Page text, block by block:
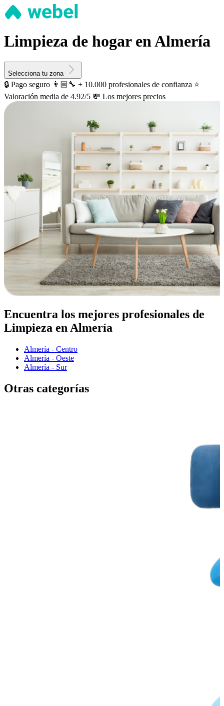
Limpieza de hogar en Almería
Selecciona tu zona
🔒 Pago seguro 👨🏼‍🔧 + 10.000 profesionales de confianza ⭐️
Valoración media de 4.92/5 💸 Los mejores precios
Encuentra los mejores profesionales de
Limpieza en Almería
Almería - Centro
Almería - Oeste
Almería - Sur
Otras categorías